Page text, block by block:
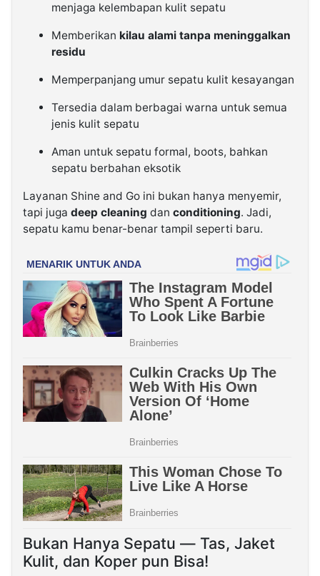
menjaga kelembapan kulit sepatu
Memberikan kilau alami tanpa meninggalkan
residu
Memperpanjang umur sepatu kulit kesayangan
Tersedia dalam berbagai warna untuk semua
jenis kulit sepatu
Aman untuk sepatu formal, boots, bahkan
sepatu berbahan eksotik
Layanan Shine and Go ini bukan hanya menyemir,
tapi juga deep cleaning dan conditioning. Jadi,
sepatu kamu benar-benar tampil seperti baru.
Bukan Hanya Sepatu — Tas, Jaket
Kulit, dan Koper pun Bisa!